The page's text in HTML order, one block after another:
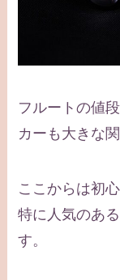
フルートの値
カーも大きな
ここからは初
特に人気のあ
す。